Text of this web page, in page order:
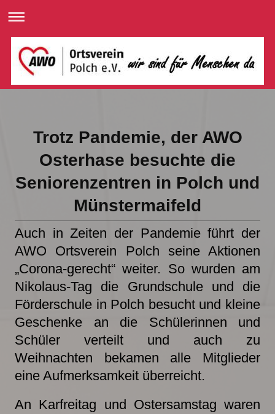
Trotz Pandemie, der AWO
Osterhase besuchte die
Seniorenzentren in Polch und
Münstermaifeld
Auch in Zeiten der Pandemie führt der
AWO Ortsverein Polch seine Aktionen
„Corona-gerecht“ weiter. So wurden am
Nikolaus-Tag die Grundschule und die
Förderschule in Polch besucht und kleine
Geschenke an die Schülerinnen und
Schüler verteilt und auch zu
Weihnachten bekamen alle Mitglieder
eine Aufmerksamkeit überreicht.
An Karfreitag und Ostersamstag waren